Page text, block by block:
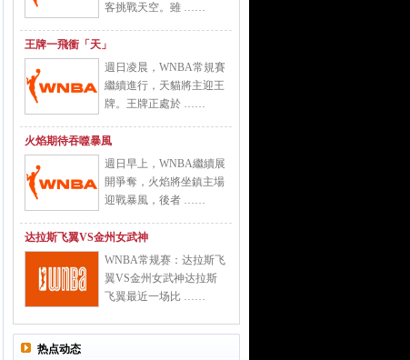
客挑戰天空。雖 ……
王牌一飛衝「天」
週日凌晨，WNBA常規賽
繼續進行，天貓將主迎王
牌。王牌正處於 ……
火焰期待吞噬暴風
週日早上，WNBA繼續展
開爭奪，火焰將坐鎮主場
迎戰暴風，後者 ……
达拉斯飞翼VS金州女武神
WNBA常规赛：达拉斯飞
翼VS金州女武神达拉斯
飞翼最近一场比 ……
热点动态